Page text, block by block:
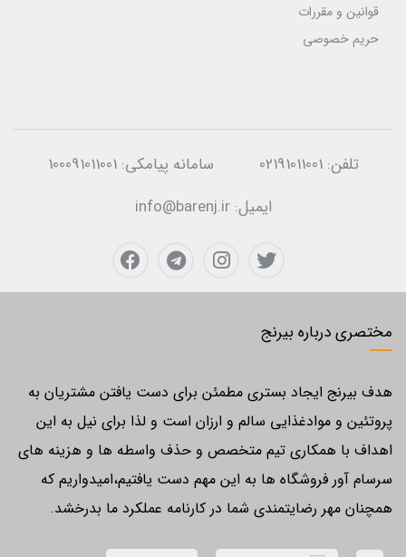
قوانین و مقررات
حریم خصوصی
تلفن:02191011001 سامانه پیامکی:100091011001
ایمیل:info@barenj.ir
مختصری درباره بیرنج
هدف بیرنج ایجاد بستری مطمئن برای دست یافتن مشتریان به
پروتئین و موادغذایی سالم و ارزان است و لذا برای نیل به این
اهداف با همکاری تیم متخصص و حذف واسطه ها و هزینه های
سرسام آور فروشگاه ها به این مهم دست یافتیم،امیدواریم که
همچنان مهر رضایتمندی شما در کارنامه عملکرد ما بدرخشد.